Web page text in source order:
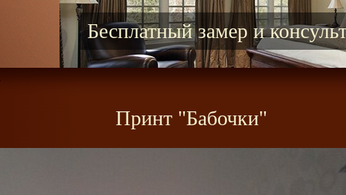
Новая услуга
Принт "Бабочки"